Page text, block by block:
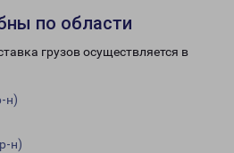
по области
грузов осуществляется в
н)
н)